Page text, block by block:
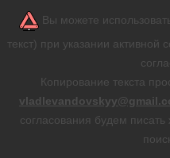
Вы можете
текст) при указании активной
Копирование текста
согласования будем